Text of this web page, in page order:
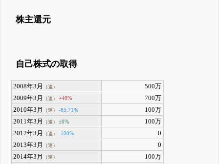
株主還元
自己株式の取得
2008年3月 （連）
500万
2009年3月
（連） +40%
700万
2010年3月
（連） -85.71%
100万
2011年3月
（連） ±0%
100万
2012年3月
（連） -100%
0
2013年3月
（連）
0
2014年3月
（連）
100万